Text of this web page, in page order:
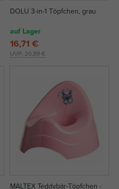
DOLU 3-in-1 Töpfchen, grau
auf Lager
UVP: 20,89 €
16,71 €
MALTEX Teddybär-Töpfchen -